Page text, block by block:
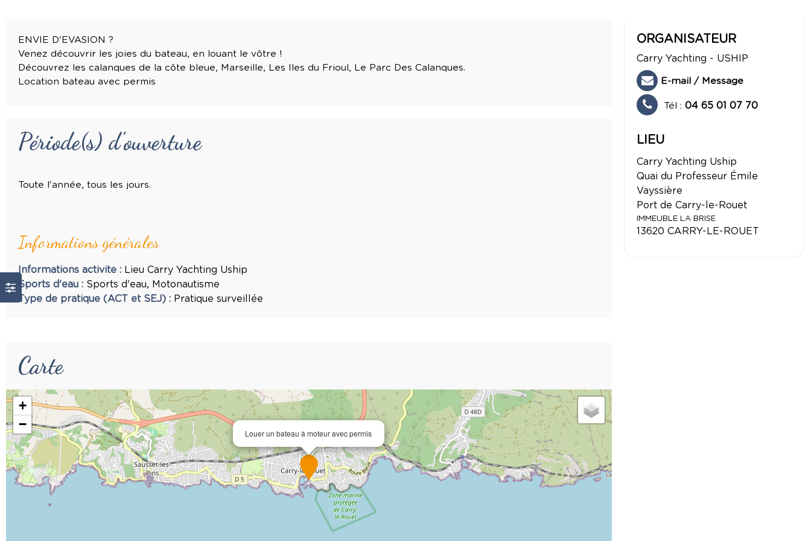
ENVIE D'EVASION ?
Venez découvrir les joies du bateau, en louant le vôtre !
Découvrez les calanques de la côte bleue, Marseille, Les Iles du Frioul, Le Parc Des Calanques.
Location bateau avec permis
Période(s) d'ouverture
Toute l'année, tous les jours.
Informations générales
Informations activite : Lieu Carry Yachting Uship
Sports d'eau : Sports d'eau Motonautisme
Type de pratique (ACT et SEJ) : Pratique surveillée
Carte
Louer un bateau à moteur avec permis
+
−
ORGANISATEUR
Carry Yachting - USHIP
E-mail / Message
Tél : 04 65 01 07 70
LIEU
Carry Yachting Uship
Quai du Professeur Émile
Vayssière
Port de Carry-le-Rouet
IMMEUBLE LA BRISE
13620 CARRY-LE-ROUET